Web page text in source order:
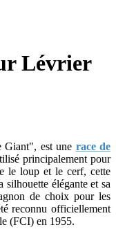
Lévrier
Giant", est une race de
principalement pour
le loup et le cerf, cette
silhouette élégante et sa
de choix pour les
reconnu officiellement
(FCI) en 1955.